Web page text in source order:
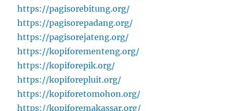
https://pagisorebitung.org/
https://pagisorepadang.org/
https://pagisorejateng.org/
https://kopiforementeng.org/
https://kopiforepik.org/
https://kopiforepluit.org/
https://kopiforetomohon.org/
https://kopiforemakassar.org/